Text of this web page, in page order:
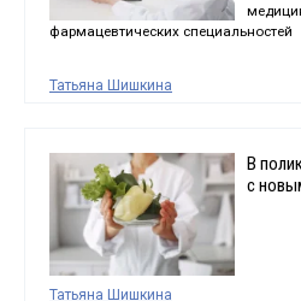
фармацевтических специальностей
Татьяна Шишкина
В
с
Татьяна Шишкина